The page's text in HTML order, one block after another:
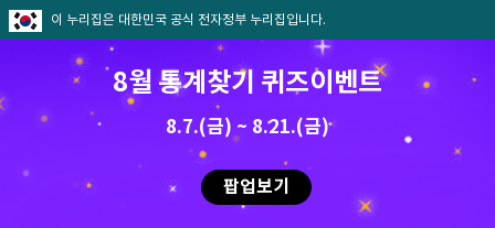
이 누리집은 대한민국 공식 전자정부 누리집입니다.
8월 통계찾기 퀴즈이벤트
8.7.(금) ~ 8.21.(금)
팝업보기